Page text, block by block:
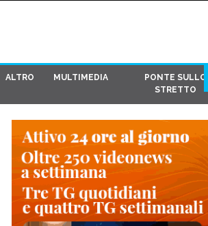
ALTRO MULTIMEDIA
PONTE SULLO
STRETTO